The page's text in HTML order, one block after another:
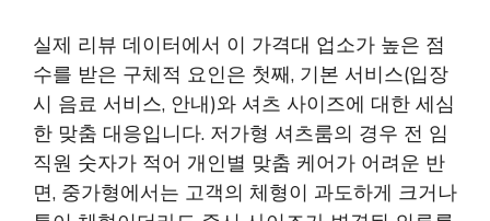
실제 리뷰 데이터에서 이 가격대 업소가 높은 점
수를 받은 구체적 요인은 첫째, 기본 서비스(입장
시 음료 서비스, 안내)와 셔츠 사이즈에 대한 세심
한 맞춤 대응입니다. 저가형 셔츠룸의 경우 전 임
직원 숫자가 적어 개인별 맞춤 케어가 어려운 반
면, 중가형에서는 고객의 체형이 과도하게 크거나